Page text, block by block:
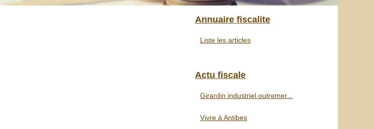
Annuaire fiscalite
Liste les articles
Actu fiscale
Girardin industriel outremer...
Vivre à Antibes